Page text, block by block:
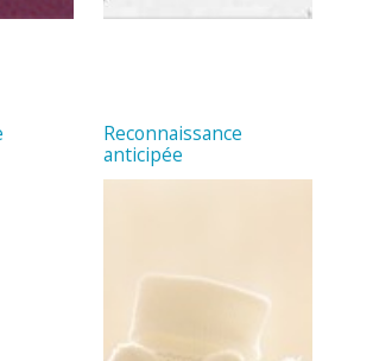
Reconnaissance
anticipée